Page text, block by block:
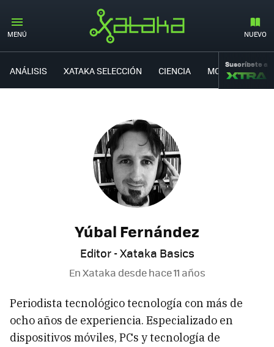
MENÚ NUEVO
ANÁLISIS XATAKA SELECCIÓN CIENCIA MOVILIDAD
Suscríbete a
Yúbal Fernández
Editor - Xataka Basics
En Xataka desdehace 11 años
Periodista tecnológico tecnología con más de
ocho años de experiencia. Especializado en
dispositivos móviles, PCs y tecnología de